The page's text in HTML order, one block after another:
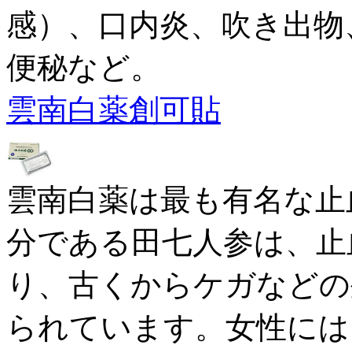
感）、口内炎、吹き出
便秘など。
雲南白薬創可貼
雲南白薬は最も有名な
分である田七人参は、
り、古くからケガなど
られています。女性に